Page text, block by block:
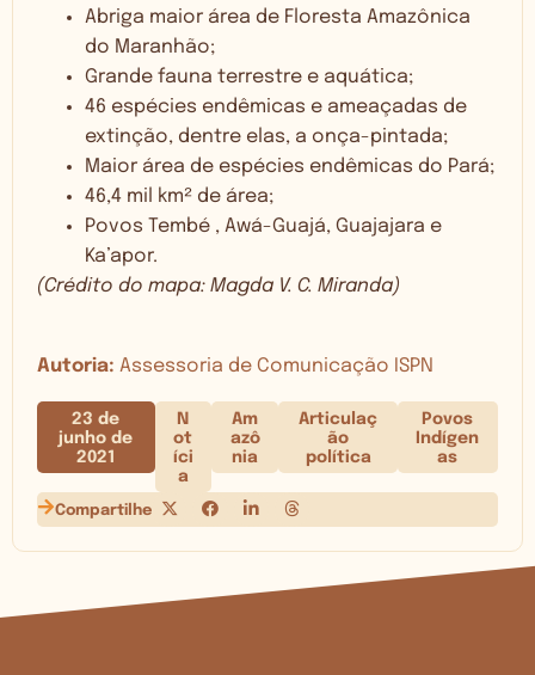
Abriga maior área de Floresta Amazônica
do Maranhão;
Grande fauna terrestre e aquática;
46 espécies endêmicas e ameaçadas de
extinção, dentre elas, a onça-pintada;
Maior área de espécies endêmicas do Pará;
46,4 mil km² de área;
Povos Tembé , Awá-Guajá, Guajajara e
Ka’apor.
(Crédito do mapa: Magda V. C. Miranda)
Autoria: Assessoria de Comunicação ISPN
23 de
junho de
2021
N
ot
íci
a
Am
azô
nia
Articulaç
ão
política
Povos
Indígen
as
Compartilhe